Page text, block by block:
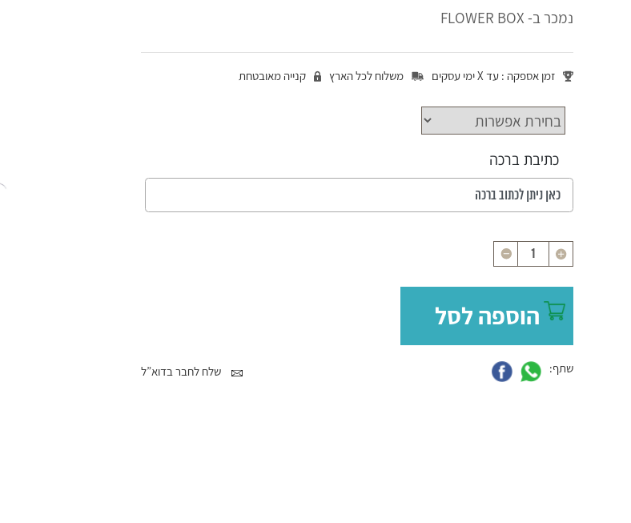
נמכר ב- FLOWER BOX
זמן אספקה : עד X ימי עסקים משלוח לכל הארץ קנייה מאובטחת
כתיבת ברכה
כמות
הוספה לסל
שתף: שלח לחבר בדוא”ל